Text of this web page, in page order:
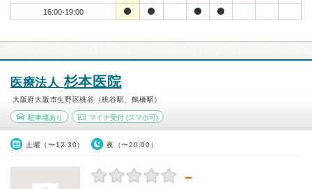
16:00-19:00
医療法人杉本医院
大阪府大阪市生野区桃谷（桃谷駅、鶴橋駅）
駐車場あり マイナ受付(スマホ可)
土曜（〜12:30） 夜（〜20:00）
－